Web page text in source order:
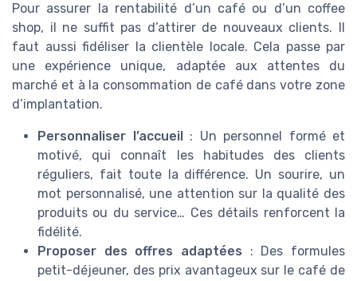
Pour assurer la rentabilité d’un café ou d’un coffee
shop, il ne suffit pas d’attirer de nouveaux clients. Il
faut aussi fidéliser la clientèle locale. Cela passe par
une expérience unique, adaptée aux attentes du
marché et à la consommation de café dans votre zone
d’implantation.
Personnaliser l’accueil: Un personnel formé et
motivé, qui connaît les habitudes des clients
réguliers, fait toute la différence. Un sourire, un
mot personnalisé, une attention sur la qualité des
produits ou du service… Ces détails renforcent la
fidélité.
Proposer des offres adaptées : Des formules
petit-déjeuner, des prix avantageux sur le café de